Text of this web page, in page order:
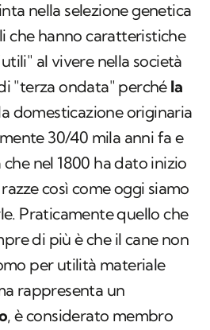
nella selezione genetica
che hanno caratteristiche
al vivere nella società
"terza ondata" perché la
domesticazione originaria
30/40 mila anni fa e
che nel 1800 ha dato inizio
così come oggi siamo
Praticamente quello che
di più è che il cane non
per utilità materiale
rappresenta un
, è considerato membro